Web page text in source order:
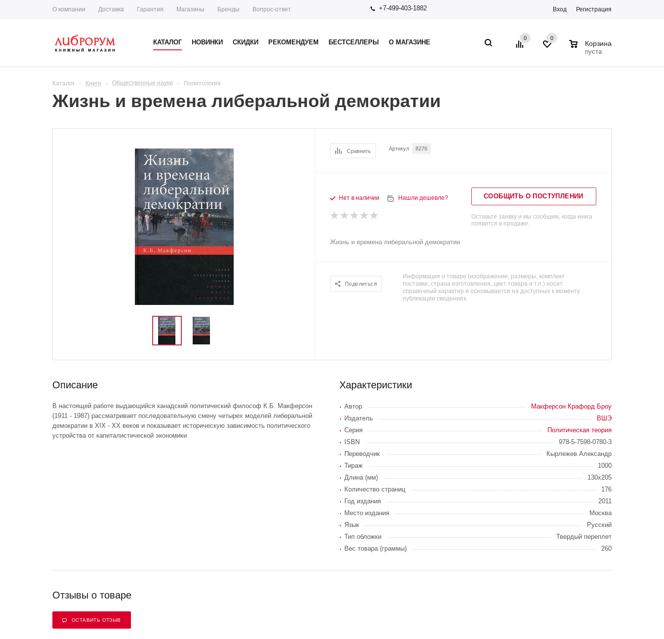
О компании Доставка Гарантия Магазины Бренды Вопрос-ответ +7-499-403-1882 Вход Регистрация
КАТАЛОГ НОВИНКИ СКИДКИ РЕКОМЕНДУЕМ БЕСТСЕЛЛЕРЫ О МАГАЗИНЕ
0 0
Корзина
пуста
Каталог - Книги - Общественные науки - Политология
Жизнь и времена либеральной демократии
Сравнить Артикул 8276
Нет в наличии Нашли дешевле? СООБЩИТЬ О ПОСТУПЛЕНИИ
Оставьте заявку и мы сообщим, когда книга
появится в продаже.
Жизнь и времена либеральной демократии
Поделиться
Информация о товаре (изображение, размеры, комплект
поставки, страна изготовления, цвет товара и т.п.) носит
справочный характер и основывается на доступных к моменту
публикации сведениях.
Описание
В настоящей работе выдающийся канадский политический философ К.Б. Макферсон
(1911 - 1987) рассматривает последовательную смену четырех моделей либеральной
демократии в XIX - XX веков и показывает историческую зависимость политического
устройства от капиталистической экономики
Характеристики
Автор
Макферсон Крафорд Броу
Издатель
ВШЭ
Серия
Политическая теория
ISBN
978-5-7598-0780-3
Переводчик
Кырлежев Александр
Тираж
1000
Длина (мм)
130х205
Количество страниц
176
Год издания
2011
Место издания
Москва
Язык
Русский
Тип обложки
Твердый переплет
Вес товара (граммы)
260
Отзывы о товаре
ОСТАВИТЬ ОТЗЫВ